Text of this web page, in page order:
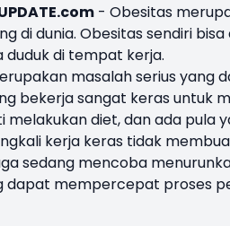
- Obesitas
di dunia. Obesitas sendiri
duduk di tempat kerja.
masalah serius yang
bekerja sangat keras untuk
melakukan diet, dan ada pula
kerja keras tidak
sedang mencoba
dapat mempercepat proses